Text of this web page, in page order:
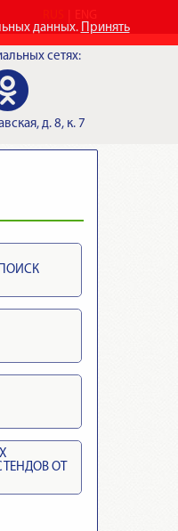
данных. Принять
сетях:
д. 8, к. 7
ОТ